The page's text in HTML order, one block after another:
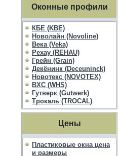
Оконные профили
КБЕ (KBE)
Новолайн (Novoline)
Века (Veka)
Рехау (REHAU)
Грейн (Grain)
Декёнинк (Deceuninck)
Новотекс (NOVOTEX)
ВХС (WHS)
Гутверк (Gutwerk)
Трокаль (TROCAL)
Цены
Пластиковые окна цена
и размеры